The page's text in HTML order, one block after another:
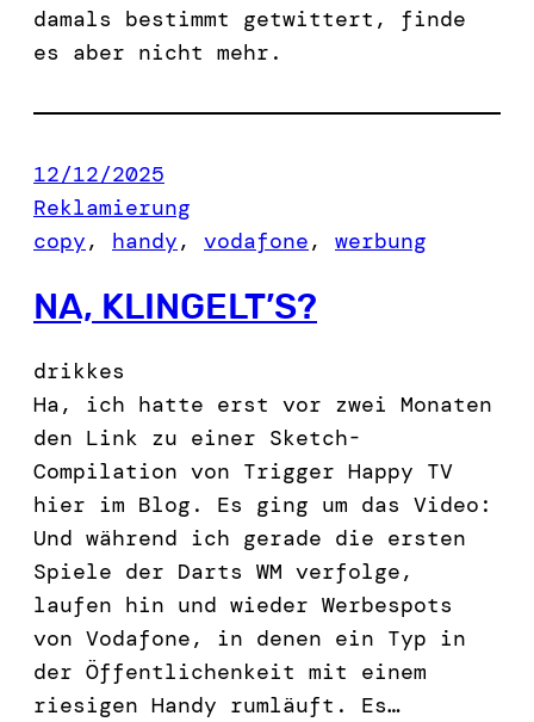
damals bestimmt getwittert, finde
es aber nicht mehr.
12/12/2025
Reklamierung
copy, handy, vodafone, werbung
NA, KLINGELT’S?
drikkes
Ha, ich hatte erst vor zwei Monaten
den Link zu einer Sketch-
Compilation von Trigger Happy TV
hier im Blog. Es ging um das Video:
Und während ich gerade die ersten
Spiele der Darts WM verfolge,
laufen hin und wieder Werbespots
von Vodafone, in denen ein Typ in
der Öffentlichenkeit mit einem
riesigen Handy rumläuft. Es…